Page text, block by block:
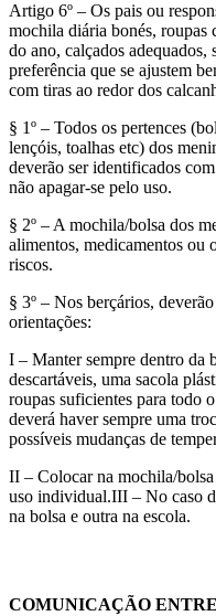
Artigo 6º – Os pais ou
mochila diária bonés, roupas
do ano, calçados adequados,
preferência que se ajustem
com tiras ao redor dos
§ 1º – Todos os pertences
lençóis, toalhas etc) dos
deverão ser identificados
não apagar-se pelo uso.
§ 2º – A mochila/bolsa dos
alimentos, medicamentos ou
riscos.
§ 3º – Nos berçários,
orientações:
I – Manter sempre dentro da
descartáveis, uma sacola
roupas suficientes para todo
deverá haver sempre uma
possíveis mudanças de
II – Colocar na mochila/
uso individual.III – No caso
na bolsa e outra na escola.
COMUNICAÇÃO